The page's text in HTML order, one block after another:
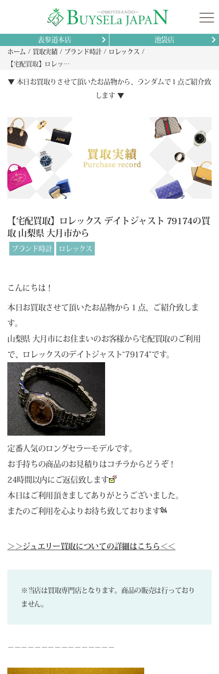
表参道本店 池袋店
ホーム 買取実績 ブランド時計
ロレックス
【宅配買取】ロレックス デイトジャスト 79174の買取 山梨県 大月市から
▼ 本日お買取りさせて頂いたお品物から、ランダムで１点ご紹介致
します ▼
【宅配買取】ロレックス デイトジャスト 79174の買
取 山梨県 大月市から
ブランド時計 ロレックス
こんにちは！
本日お買取させて頂いたお品物から１点、ご紹介致しま
す。
山梨県 大月市にお住まいのお客様から宅配買取のご利用
で、ロレックスのデイトジャスト“79174”です。
定番人気のロングセラーモデルです。
お手持ちの商品のお見積りはコチラからどうぞ！
24時間以内にご返信致します
本日はご利用頂きましてありがとうございました。
またのご利用を心よりお待ち致しております
＞＞ジュエリー買取についての詳細はこちら＜＜
※当店は買取専門店となります。商品の販売は行っており
ません。
－－－－－－－－－－－－－－－－